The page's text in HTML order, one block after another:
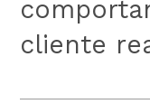
cliente